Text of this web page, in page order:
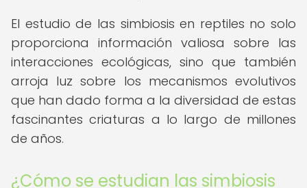
El estudio de las simbiosis en reptiles no solo
proporciona información valiosa sobre las
interacciones ecológicas, sino que también
arroja luz sobre los mecanismos evolutivos
que han dado forma a la diversidad de estas
fascinantes criaturas a lo largo de millones
de años.
¿Cómo se estudian las simbiosis